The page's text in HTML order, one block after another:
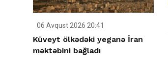
06 Avqust 2026 20:41
Küveyt ölkədəki yeganə İran
məktəbini bağladı